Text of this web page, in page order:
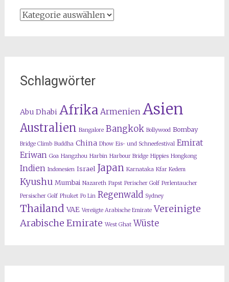
Kategorien
Schlagwörter
Abu Dhabi Afrika Armenien Asien
Australien Bangalore Bangkok Bollywood Bombay
Bridge Climb Buddha China Dhow Eis- und Schneefestival Emirat
Eriwan Goa Hangzhou Harbin Harbour Bridge Hippies Hongkong
Indien Indonesien Israel Japan Karnataka Kfar Kedem
Kyushu Mumbai Nazareth Papst Perischer Golf Perlentaucher
Persischer Golf Phuket Po Lin Regenwald Sydney
Thailand VAE Vereiigte Arabische Emirate Vereinigte
Arabische Emirate West Ghat Wüste